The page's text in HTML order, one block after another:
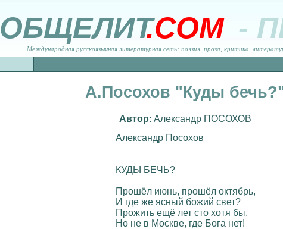
ОБЩЕЛИТ.COM -
Международная русскоязычная литературная сеть: поэзия, проза, критика,
А.Посохов "Куды
Автор: Александр ПОСОХОВ
Александр Посохов
КУДЫ БЕЧЬ?
Прошёл июнь, прошёл октябрь,
И где же ясный божий свет?
Прожить ещё лет сто хотя бы,
Но не в Москве, где Бога нет!